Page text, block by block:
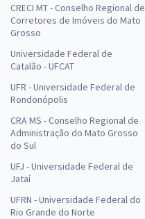
CRECI MT - Conselho Regional de
Corretores de Imóveis do Mato
Grosso
Universidade Federal de
Catalão - UFCAT
UFR - Universidade Federal de
Rondonópolis
CRA MS - Conselho Regional de
Administração do Mato Grosso
do Sul
UFJ - Universidade Federal de
Jataí
UFRN - Universidade Federal do
Rio Grande do Norte